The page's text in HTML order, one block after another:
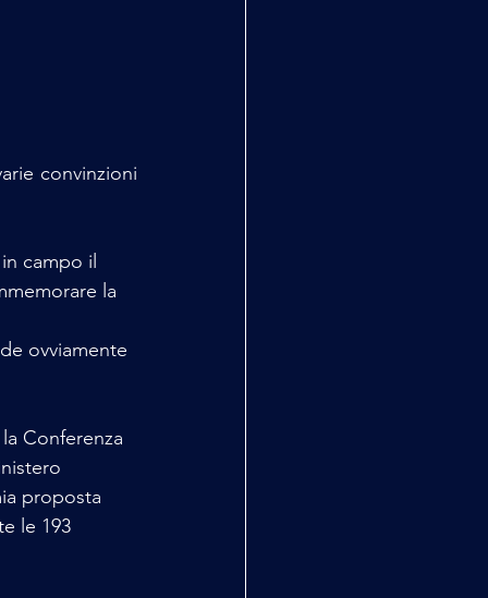
convinzioni
campo il
la
ovviamente
Conferenza
proposta
le 193